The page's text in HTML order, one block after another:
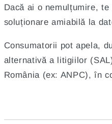
Dacă ai o nemulțumire,
soluționare amiabilă la
Consumatorii pot apela,
alternativă a litigiilor
România (ex: ANPC), în